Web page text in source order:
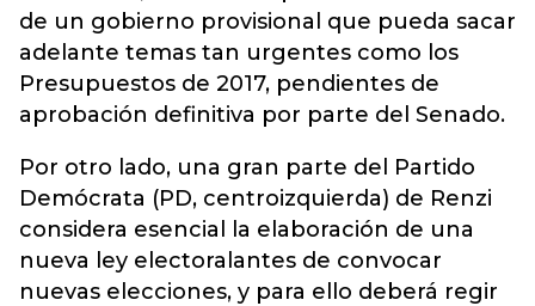
de un gobierno provisional que pueda sacar
adelante temas tan urgentes como los
Presupuestos de 2017, pendientes de
aprobación definitiva por parte del Senado.
Por otro lado, una gran parte del Partido
Demócrata (PD, centroizquierda) de Renzi
considera esencial la elaboración de una
nueva ley electoralantes de convocar
nuevas elecciones, y para ello deberá regir